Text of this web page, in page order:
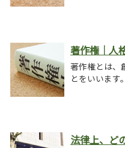
著作権｜人
著作権とは、
とをいいます
法律上、ど